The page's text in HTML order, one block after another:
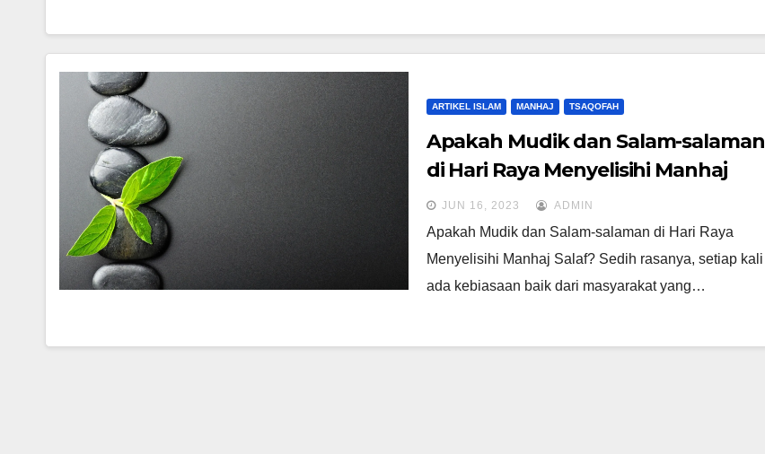
ARTIKEL ISLAM MANHAJ TSAQOFAH
Apakah Mudik dan Salam-salaman
di Hari Raya Menyelisihi Manhaj
Salaf?
JUN 16, 2023 ADMIN
Apakah Mudik dan Salam-salaman di Hari Raya
Menyelisihi Manhaj Salaf? Sedih rasanya, setiap kali
ada kebiasaan baik dari masyarakat yang…